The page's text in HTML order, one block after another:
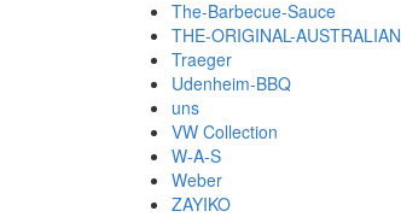
The-Barbecue-Sauce
THE-ORIGINAL-AUSTRALIAN
Traeger
Udenheim-BBQ
uns
VW Collection
W-A-S
Weber
ZAYIKO